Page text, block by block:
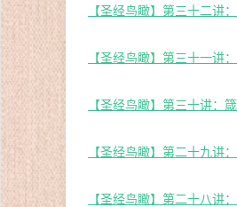
【圣经鸟瞰】第三十二讲
【圣经鸟瞰】第三十一讲
【圣经鸟瞰】第三十讲：箴
【圣经鸟瞰】第二十九讲
【圣经鸟瞰】第二十八讲